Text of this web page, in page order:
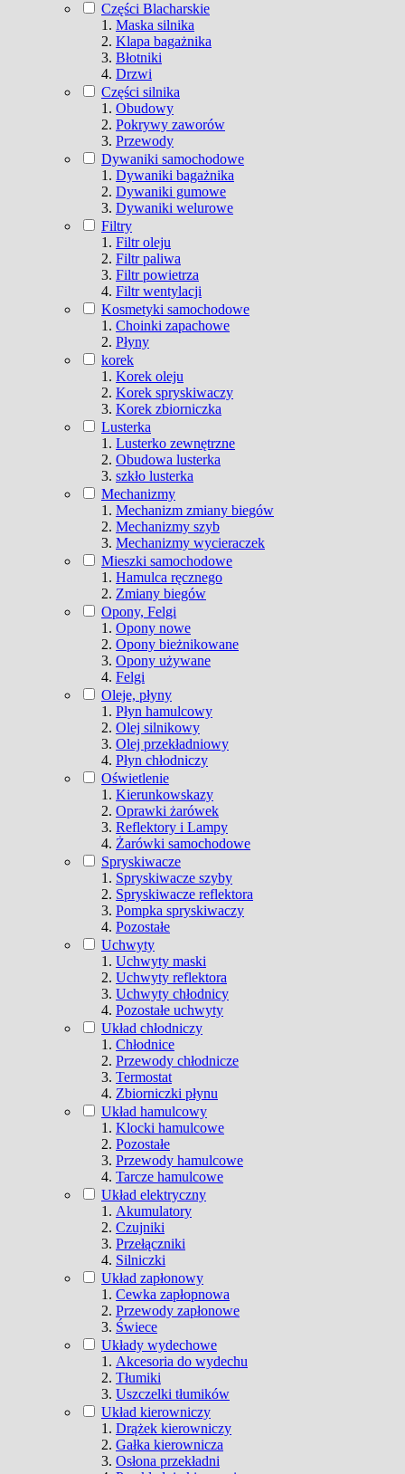
Części Blacharskie
Maska silnika
Klapa bagażnika
Błotniki
Drzwi
Części silnika
Obudowy
Pokrywy zaworów
Przewody
Dywaniki samochodowe
Dywaniki bagażnika
Dywaniki gumowe
Dywaniki welurowe
Filtry
Filtr oleju
Filtr paliwa
Filtr powietrza
Filtr wentylacji
Kosmetyki samochodowe
Choinki zapachowe
Płyny
korek
Korek oleju
Korek spryskiwaczy
Korek zbiorniczka
Lusterka
Lusterko zewnętrzne
Obudowa lusterka
szkło lusterka
Mechanizmy
Mechanizm zmiany biegów
Mechanizmy szyb
Mechanizmy wycieraczek
Mieszki samochodowe
Hamulca ręcznego
Zmiany biegów
Opony, Felgi
Opony nowe
Opony bieżnikowane
Opony używane
Felgi
Oleje, płyny
Płyn hamulcowy
Olej silnikowy
Olej przekładniowy
Płyn chłodniczy
Oświetlenie
Kierunkowskazy
Oprawki żarówek
Reflektory i Lampy
Żarówki samochodowe
Spryskiwacze
Spryskiwacze szyby
Spryskiwacze reflektora
Pompka spryskiwaczy
Pozostałe
Uchwyty
Uchwyty maski
Uchwyty reflektora
Uchwyty chłodnicy
Pozostałe uchwyty
Układ chłodniczy
Chłodnice
Przewody chłodnicze
Termostat
Zbiorniczki płynu
Układ hamulcowy
Klocki hamulcowe
Pozostałe
Przewody hamulcowe
Tarcze hamulcowe
Układ elektryczny
Akumulatory
Czujniki
Przełączniki
Silniczki
Układ zapłonowy
Cewka zapłopnowa
Przewody zapłonowe
Świece
Układy wydechowe
Akcesoria do wydechu
Tłumiki
Uszczelki tłumików
Układ kierowniczy
Drążek kierowniczy
Gałka kierownicza
Osłona przekładni